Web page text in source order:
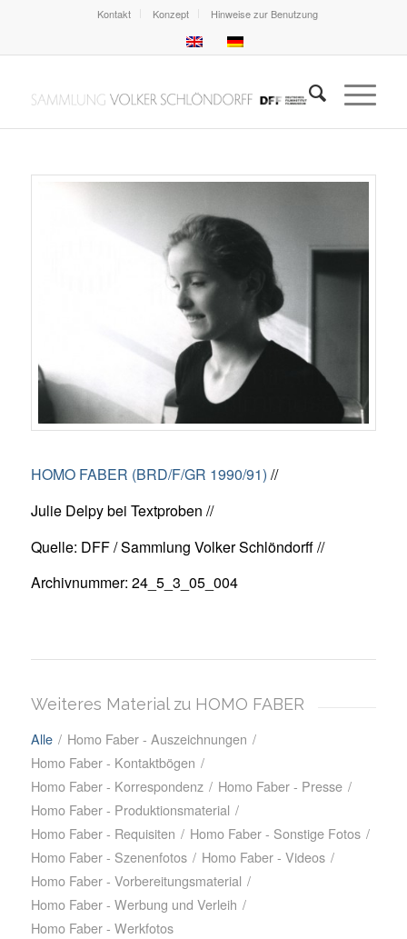
Kontakt Konzept Hinweise zur Benutzung
HOMO FABER (BRD/F/GR 1990/91) //
Julie Delpy bei Textproben //
Quelle: DFF / Sammlung Volker Schlöndorff //
Archivnummer: 24_5_3_05_004
Weiteres Material zu HOMO FABER
Alle / Homo Faber - Auszeichnungen /
Homo Faber - Kontaktbögen /
Homo Faber - Korrespondenz / Homo Faber - Presse /
Homo Faber - Produktionsmaterial /
Homo Faber - Requisiten / Homo Faber - Sonstige Fotos /
Homo Faber - Szenenfotos / Homo Faber - Videos /
Homo Faber - Vorbereitungsmaterial /
Homo Faber - Werbung und Verleih /
Homo Faber - Werkfotos